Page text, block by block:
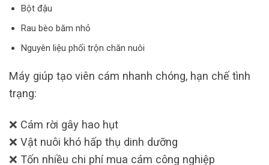
Bột đậu
Rau bèo băm nhỏ
Nguyên liệu phối trộn chăn nuôi
Máy giúp tạo viên cám nhanh chóng, hạn chế tình
trạng:
❌ Cám rời gây hao hụt
❌ Vật nuôi khó hấp thụ dinh dưỡng
❌ Tốn nhiều chi phí mua cám công nghiệp